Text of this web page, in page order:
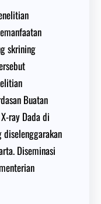
skrining
Buatan
ray Dada di
diselenggarakan
Diseminasi